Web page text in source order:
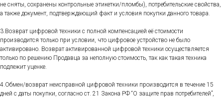
не сняты, сохранены контрольные этикетки/пломбы), потребительские свойства,
а также документ, подтверждающий факт и условия покупки данного товара.
3.Возврат цифровой техники с полной компенсацией её стоимости
производится только при условии, что цифровое устройство не было
активировано. Возврат активированной цифровой техники осуществляется
только по решению Продавца за неполную стоимость, так как такая техника
подлежит уценке.
4.Обмен/возврат неисправной цифровой техники производится в течение 15
дней с даты покупки, согласно ст. 21 Закона РФ “О защите прав потребителей”,